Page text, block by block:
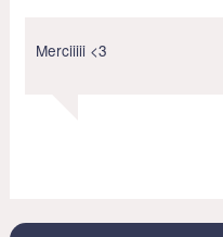
Merciiiii <3